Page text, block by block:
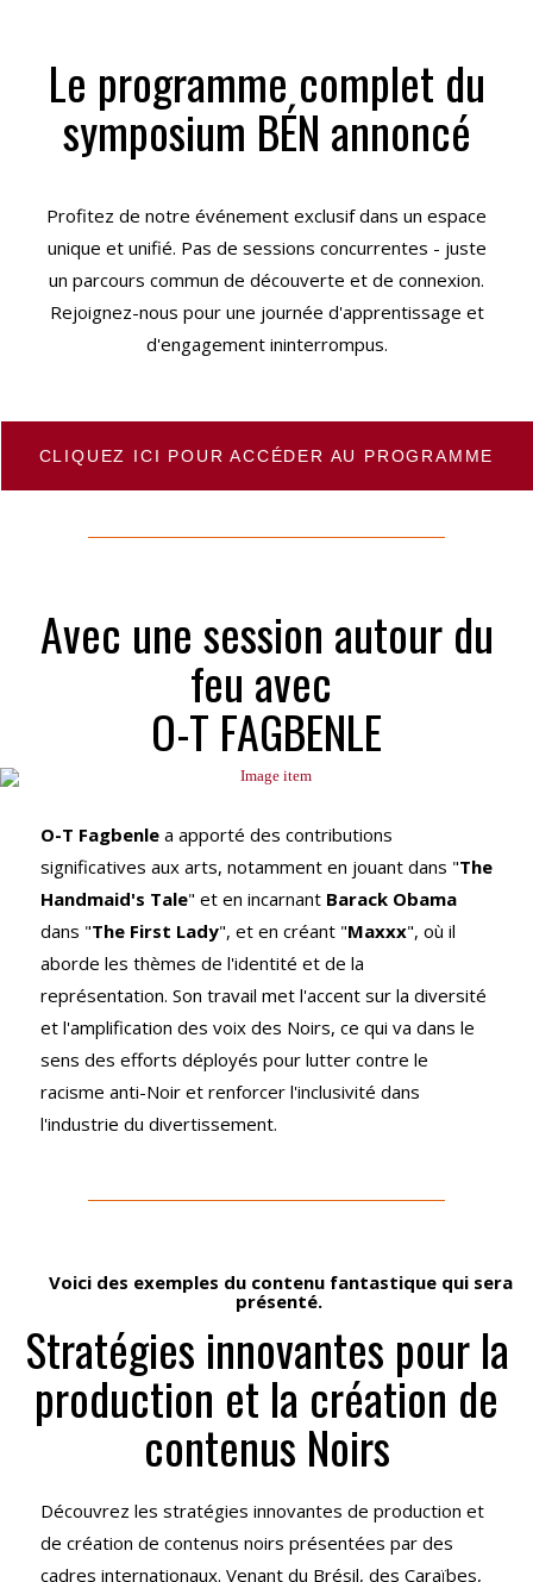
Le programme complet du
symposium BÉN annoncé
Profitez de notre événement exclusif dans un espace
unique et unifié. Pas de sessions concurrentes - juste
un parcours commun de découverte et de connexion.
Rejoignez-nous pour une journée d'apprentissage et
d'engagement ininterrompus.
CLIQUEZ ICI POUR ACCÉDER AU PROGRAMME
Avec une session autour du
feu avec
O-T FAGBENLE
O-T Fagbenle a apporté des contributions
significatives aux arts, notamment en jouant dans "The
Handmaid's Tale" et en incarnant Barack Obama
dans "The First Lady", et en créant "Maxxx", où il
aborde les thèmes de l'identité et de la
représentation. Son travail met l'accent sur la diversité
et l'amplification des voix des Noirs, ce qui va dans le
sens des efforts déployés pour lutter contre le
racisme anti-Noir et renforcer l'inclusivité dans
l'industrie du divertissement.
Voici des exemples du contenu fantastique qui sera
présenté.
Stratégies innovantes pour la
production et la création de
contenus Noirs
Découvrez les stratégies innovantes de production et
de création de contenus noirs présentées par des
cadres internationaux. Venant du Brésil, des Caraïbes,